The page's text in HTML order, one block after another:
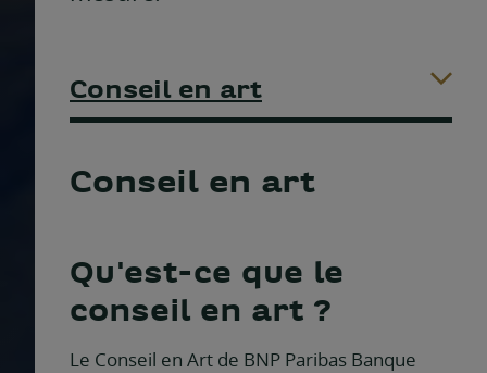
Conseil en art
Conseil en art
Qu'est-ce que le
conseil en art ?
Le Conseil en Art de BNP Paribas Banque